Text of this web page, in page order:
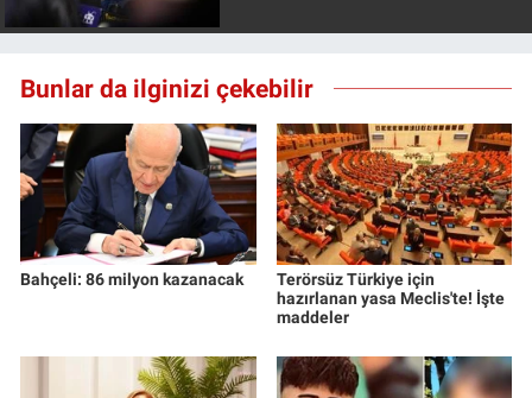
Bunlar da ilginizi çekebilir
Bahçeli: 86 milyon kazanacak
Terörsüz Türkiye için
hazırlanan yasa Meclis'te! İşte
maddeler